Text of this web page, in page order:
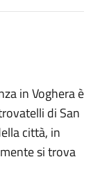
in Voghera è
di San
città, in
si trova